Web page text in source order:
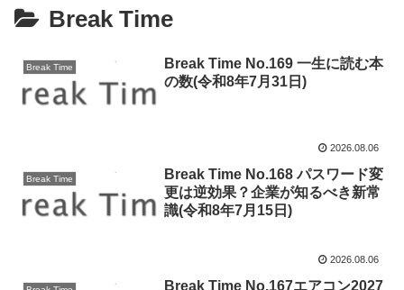
Break Time
Break Time
Break Time No.169 一生に読む本
の数(令和8年7月31日)
2026.08.06
Break Time
Break Time No.168 パスワード変
更は逆効果？企業が知るべき新常
識(令和8年7月15日)
2026.08.06
Break Time No.167エアコン2027